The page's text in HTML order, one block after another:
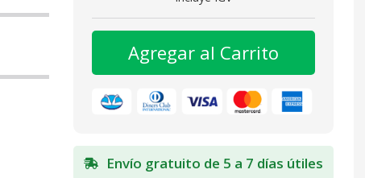
Agregar al Carrito
Envío gratuito de 5 a 7 días útiles